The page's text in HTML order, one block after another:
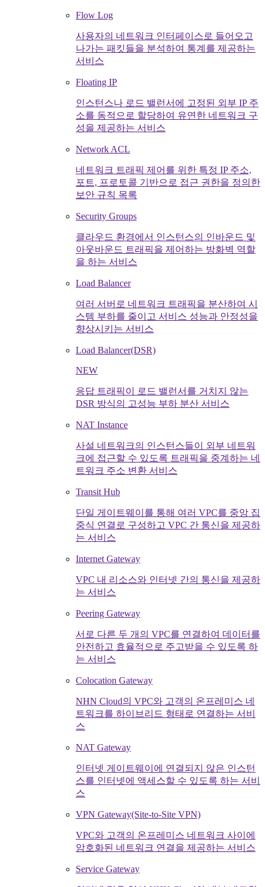
Flow Log
사용자의 네트워크 인터페이스로 들어오고
나가는 패킷들을 분석하여 통계를 제공하는
서비스
Floating IP
인스턴스나 로드 밸런서에 고정된 외부 IP 주
소를 동적으로 할당하여 유연한 네트워크 구
성을 제공하는 서비스
Network ACL
네트워크 트래픽 제어를 위한 특정 IP 주소,
포트, 프로토콜 기반으로 접근 권한을 정의한
보안 규칙 목록
Security Groups
클라우드 환경에서 인스턴스의 인바운드 및
아웃바운드 트래픽을 제어하는 방화벽 역할
을 하는 서비스
Load Balancer
여러 서버로 네트워크 트래픽을 분산하여 시
스템 부하를 줄이고 서비스 성능과 안정성을
향상시키는 서비스
Load Balancer(DSR)
NEW
응답 트래픽이 로드 밸런서를 거치지 않는
DSR 방식의 고성능 부하 분산 서비스
NAT Instance
사설 네트워크의 인스턴스들이 외부 네트워
크에 접근할 수 있도록 트래픽을 중계하는 네
트워크 주소 변환 서비스
Transit Hub
단일 게이트웨이를 통해 여러 VPC를 중앙 집
중식 연결로 구성하고 VPC 간 통신을 제공하
는 서비스
Internet Gateway
VPC 내 리소스와 인터넷 간의 통신을 제공하
는 서비스
Peering Gateway
서로 다른 두 개의 VPC를 연결하여 데이터를
안전하고 효율적으로 주고받을 수 있도록 하
는 서비스
Colocation Gateway
NHN Cloud의 VPC와 고객의 온프레미스 네
트워크를 하이브리드 형태로 연결하는 서비
스
NAT Gateway
인터넷 게이트웨이에 연결되지 않은 인스턴
스를 인터넷에 액세스할 수 있도록 하는 서비
스
VPN Gateway(Site-to-Site VPN)
VPC와 고객의 온프레미스 네트워크 사이에
암호화된 네트워크 연결을 제공하는 서비스
Service Gateway